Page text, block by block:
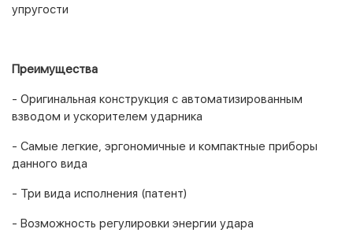
упругости
Преимущества
- Оригинальная конструкция с автоматизированным
взводом и ускорителем ударника
- Самые легкие, эргономичные и компактные приборы
данного вида
- Три вида исполнения (патент)
- Возможность регулировки энергии удара